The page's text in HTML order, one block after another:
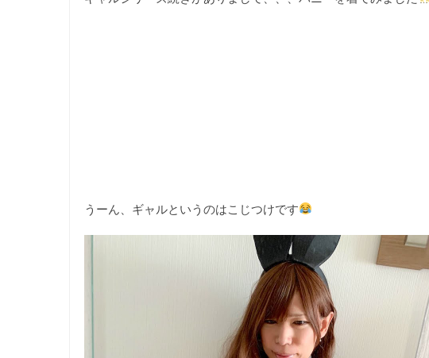
うーん、ギャルというのはこじつけです